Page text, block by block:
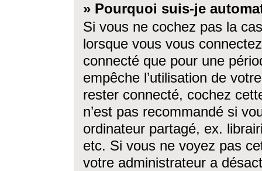
» Pourquoi suis-je
Si vous ne cochez pas la
lorsque vous vous
connecté que pour une
empêche l’utilisation de
rester connecté, cochez
n’est pas recommandé si
ordinateur partagé, ex.
etc. Si vous ne voyez pas
votre administrateur a